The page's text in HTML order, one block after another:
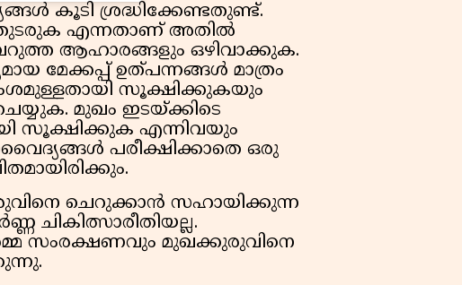
കൂടി ശ്രദ്ധിക്കേണ്ടതുണ്ട്.
എന്നതാണ് അതിൽ
ആഹാരങ്ങളും ഒഴിവാക്കുക.
മേക്കപ്പ് ഉത്പന്നങ്ങൾ മാത്രം
സൂക്ഷിക്കുകയും
മുഖം ഇടയ്ക്കിടെ
സൂക്ഷിക്കുക എന്നിവയും
പരീക്ഷിക്കാതെ ഒരു
ചെറുക്കാൻ സഹായിക്കുന്ന
സംരക്ഷണവും മുഖക്കുരുവിനെ